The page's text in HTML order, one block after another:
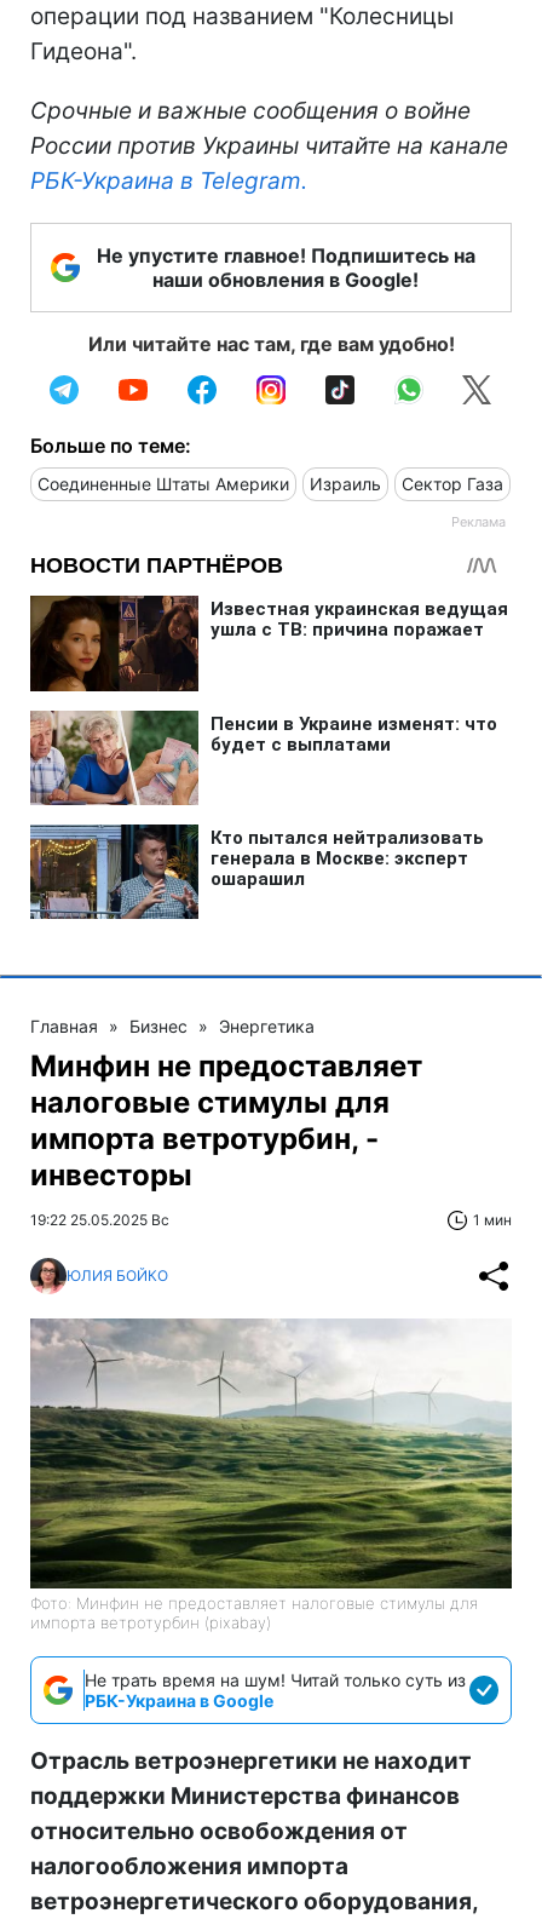
операции под названием "Колесницы
Гидеона".
Срочные и важные сообщения о войне
России против Украины читайте на канале
РБК-Украина в Telegram.
Не упустите главное! Подпишитесь на
наши обновления в Google!
Или читайте нас там, где вам удобно!
Больше по теме:
Соединенные Штаты Америки Израиль Сектор Газа
Главная » Бизнес » Энергетика
Минфин не предоставляет
налоговые стимулы для
импорта ветротурбин, -
инвесторы
19:22 25.05.2025 Вс 1 мин
ЮЛИЯ БОЙКО
Фото: Минфин не предоставляет налоговые стимулы для
импорта ветротурбин (pixabay)
Не трать время на шум! Читай только суть из
РБК-Украина в Google
Отрасль ветроэнергетики не находит
поддержки Министерства финансов
относительно освобождения от
налогообложения импорта
ветроэнергетического оборудования,